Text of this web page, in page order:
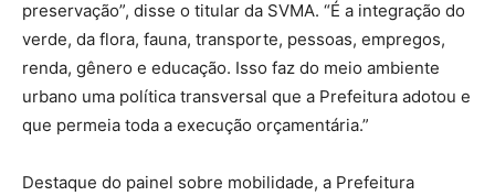
preservação”, disse o titular da SVMA. “É a integração do
verde, da flora, fauna, transporte, pessoas, empregos,
renda, gênero e educação. Isso faz do meio ambiente
urbano uma política transversal que a Prefeitura adotou e
que permeia toda a execução orçamentária.”
Destaque do painel sobre mobilidade, a Prefeitura